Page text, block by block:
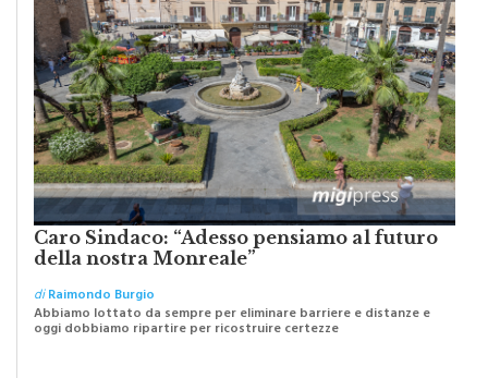
Caro Sindaco: “Adesso pensiamo al futuro
della nostra Monreale”
diRaimondo Burgio